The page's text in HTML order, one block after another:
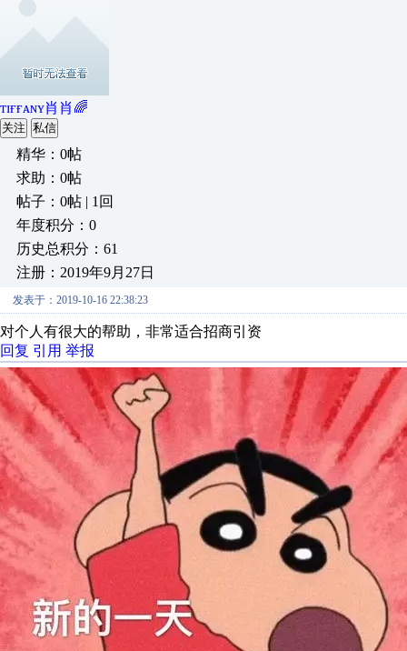
ᴛɪғғᴀɴʏ肖肖🌈
关注 私信
精华：0帖
求助：0帖
帖子：0帖 | 1回
年度积分：0
历史总积分：61
注册：2019年9月27日
发表于：2019-10-16 22:38:23
对个人有很大的帮助，非常适合招商引资
回复 引用 举报